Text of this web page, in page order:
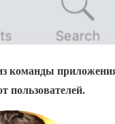
команды
пользователей.